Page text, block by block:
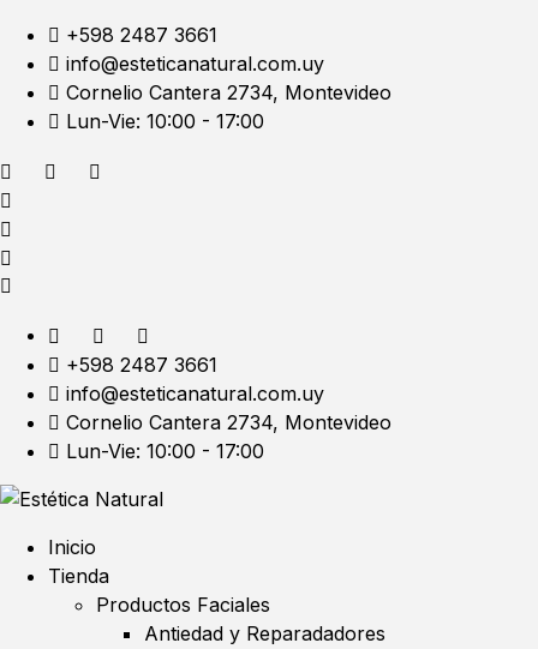
+598 2487 3661
info@esteticanatural.com.uy
Cornelio Cantera 2734, Montevideo
Lun-Vie: 10:00 - 17:00
+598 2487 3661
info@esteticanatural.com.uy
Cornelio Cantera 2734, Montevideo
Lun-Vie: 10:00 - 17:00
Inicio
Tienda
Productos Faciales
Antiedad y Reparadadores